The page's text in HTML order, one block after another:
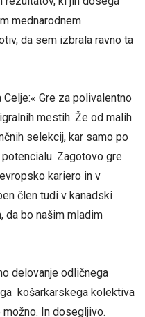
mednarodnem
da sem izbrala ravno ta
Celje:« Gre za polivalentno
mestih. Že od malih
selekcij, kar samo po
Zagotovo gre
kariero in v
člen tudi v kanadski
da bo našim mladim
delovanje odličnega
košarkarskega kolektiva
In dosegljivo.